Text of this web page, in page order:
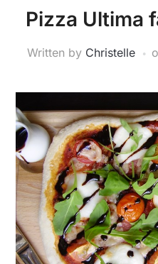
Pizza Ultima
Written by Christelle